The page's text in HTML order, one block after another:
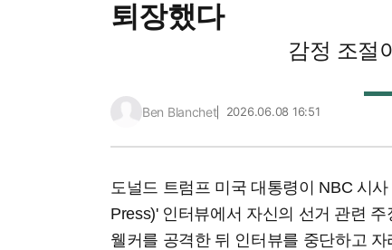
퇴장했다
감정 조절
Ben Blanchet 2026.06.08 16:51
도널드 트럼프 미국 대통령이 NBC 시
Press)' 인터뷰에서 자신의 선거 관련
웰커를 공격한 뒤 인터뷰를 중단하고